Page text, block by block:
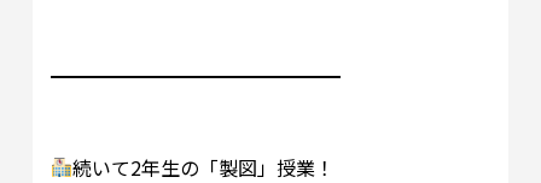
━━━━━━━━━━━━━━━
続いて2年生の「製図」授業！